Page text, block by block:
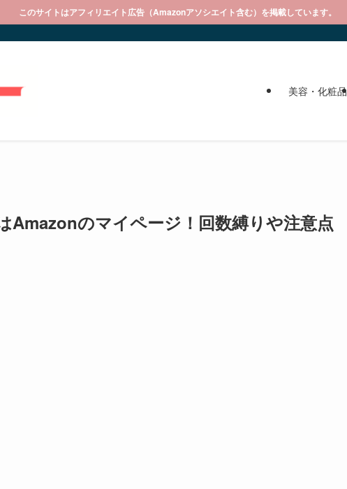
このサイトはアフィリエイト広告（Amazonアソシエイト含む）を掲載しています。
美容・化粧品
Amazonのマイページ！回数縛りや注意点